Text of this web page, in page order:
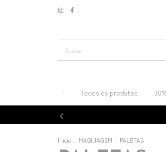
Todos os produtos
Início MAQUIAGEM PALETAS